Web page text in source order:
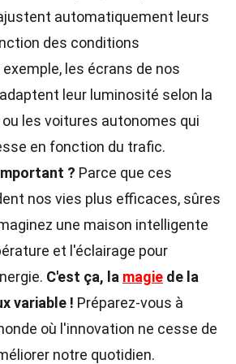
automatiquement leurs
des conditions
les écrans de nos
leur luminosité selon la
les voitures autonomes qui
en fonction du trafic.
? Parce que ces
nos vies plus efficaces, sûres
une maison intelligente
et l'éclairage pour
C'est ça, la magie de la
variable ! Préparez-vous à
où l'innovation ne cesse de
notre quotidien.